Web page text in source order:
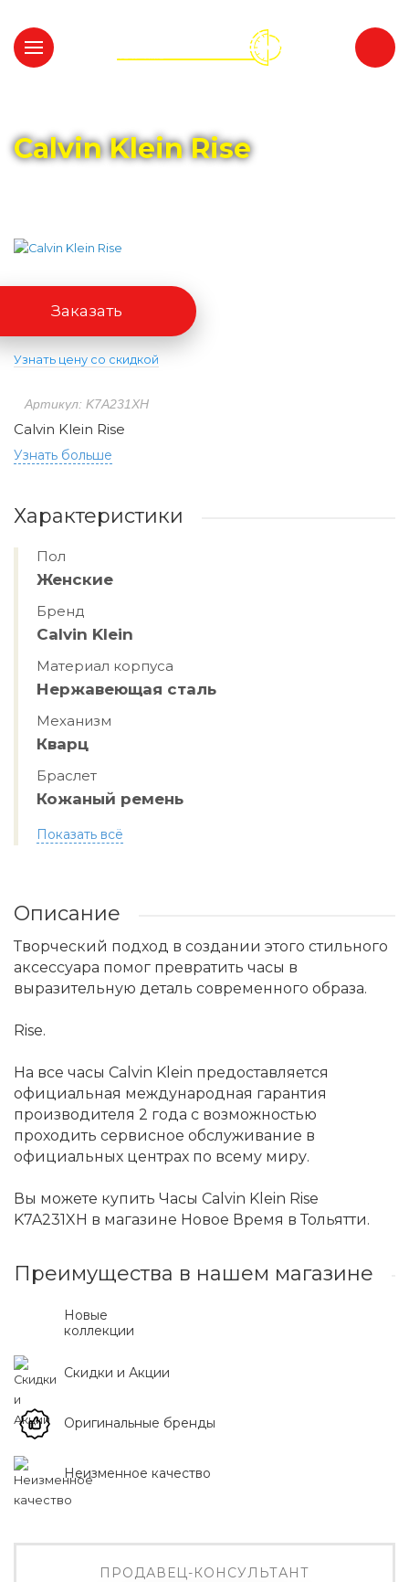
Calvin Klein Rise
Артикул: K7A231XH
Calvin Klein Rise
Узнать больше
Заказать
Узнать цену со скидкой
Характеристики
Пол
Женские
Бренд
Calvin Klein
Материал корпуса
Нержавеющая сталь
Механизм
Кварц
Браслет
Кожаный ремень
Показать всё
Описание
Творческий подход в создании этого стильного
аксессуара помог превратить часы в
выразительную деталь современного образа.
Rise.
На все часы Calvin Klein предоставляется
официальная международная гарантия
производителя 2 года с возможностью
проходить сервисное обслуживание в
официальных центрах по всему миру.
Вы можете купить Часы Calvin Klein Rise
K7A231XH в магазине Новое Время в Тольятти.
Преимущества в нашем магазине
Новые
коллекции
Скидки и Акции
Оригинальные бренды
Неизменное качество
ПРОДАВЕЦ-КОНСУЛЬТАНТ